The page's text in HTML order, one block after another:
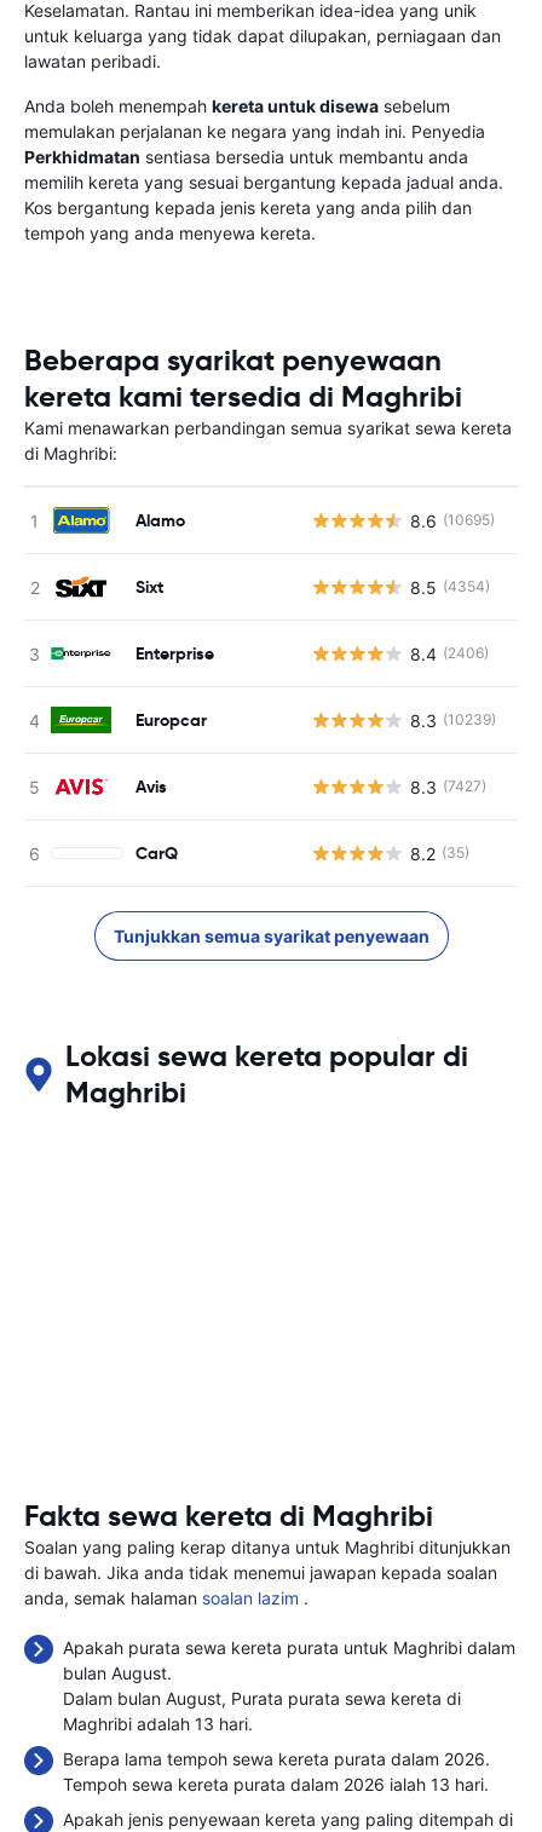
Keselamatan. Rantau ini memberikan idea-idea yang unik
untuk keluarga yang tidak dapat dilupakan, perniagaan dan
lawatan peribadi.
Anda boleh menempah kereta untuk disewa sebelum
memulakan perjalanan ke negara yang indah ini. Penyedia
Perkhidmatan sentiasa bersedia untuk membantu anda
memilih kereta yang sesuai bergantung kepada jadual anda.
Kos bergantung kepada jenis kereta yang anda pilih dan
tempoh yang anda menyewa kereta.
Beberapa syarikat penyewaan
kereta kami tersedia di Maghribi
Kami menawarkan perbandingan semua syarikat sewa kereta
di Maghribi:
Alamo 8.6 (10695)
Sixt 8.5 (4354)
Enterprise 8.4 (2406)
Europcar 8.3 (10239)
Avis 8.3 (7427)
CarQ 8.2 (35)
Tunjukkan semua syarikat penyewaan
Lokasi sewa kereta popular di
Maghribi
Fakta sewa kereta di Maghribi
Soalan yang paling kerap ditanya untuk Maghribi ditunjukkan
di bawah. Jika anda tidak menemui jawapan kepada soalan
anda, semak halaman soalan lazim .
Apakah purata sewa kereta purata untuk Maghribi dalam
bulan August.
Dalam bulan August, Purata purata sewa kereta di
Maghribi adalah 13 hari.
Berapa lama tempoh sewa kereta purata dalam 2026.
Tempoh sewa kereta purata dalam 2026 ialah 13 hari.
Apakah jenis penyewaan kereta yang paling ditempah di